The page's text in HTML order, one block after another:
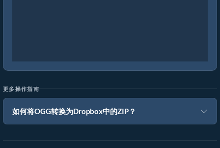
更多操作指南
如何将OGG转换为Dropbox中的ZIP？